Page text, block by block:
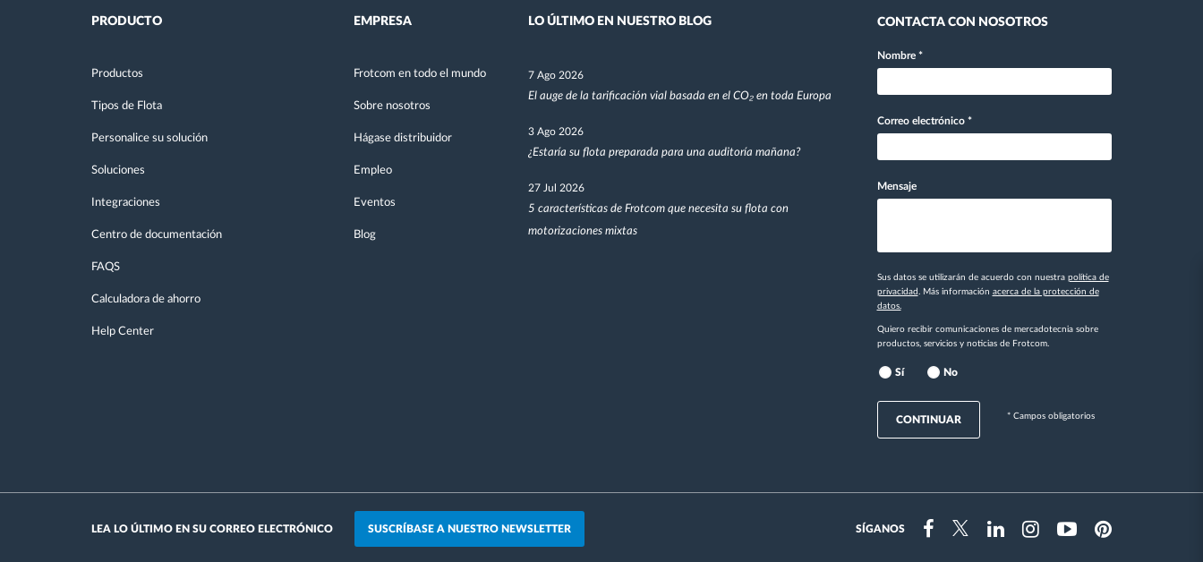
PRODUCTO
Productos
Tipos de Flota
Personalice su solución
Soluciones
Integraciones
Centro de documentación
FAQS
Calculadora de ahorro
Help Center
EMPRESA
Frotcom en todo el mundo
Sobre nosotros
Hágase distribuidor
Empleo
Eventos
Blog
LO ÚLTIMO EN NUESTRO BLOG
7 Ago 2026
El auge de la tarificación vial basada en el CO₂ en toda Europa
3 Ago 2026
¿Estaría su flota preparada para una auditoría mañana?
27 Jul 2026
5 características de Frotcom que necesita su flota con
motorizaciones mixtas
CONTACTA CON NOSOTROS
Nombre *
Correo electrónico *
Mensaje
Sus datos se utilizarán de acuerdo con nuestra política de
privacidad
. Más información acerca de la protección de
datos.
Quiero recibir comunicaciones de mercadotecnia sobre
productos, servicios y noticias de Frotcom.
Sí No
CONTINUAR * Campos obligatorios
LEA LO ÚLTIMO EN SU CORREO ELECTRÓNICO SUSCRÍBASE A NUESTRO NEWSLETTER SÍGANOS
FacebookTwitterLinkedinInstragramYoutubePinterest